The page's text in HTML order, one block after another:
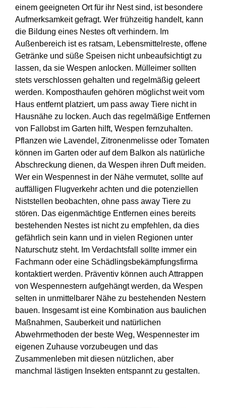
einem geeigneten Ort für ihr Nest sind, ist besondere
Aufmerksamkeit gefragt. Wer frühzeitig handelt, kann
die Bildung eines Nestes oft verhindern. Im
Außenbereich ist es ratsam, Lebensmittelreste, offene
Getränke und süße Speisen nicht unbeaufsichtigt zu
lassen, da sie Wespen anlocken. Mülleimer sollten
stets verschlossen gehalten und regelmäßig geleert
werden. Komposthaufen gehören möglichst weit vom
Haus entfernt platziert, um pass away Tiere nicht in
Hausnähe zu locken. Auch das regelmäßige Entfernen
von Fallobst im Garten hilft, Wespen fernzuhalten.
Pflanzen wie Lavendel, Zitronenmelisse oder Tomaten
können im Garten oder auf dem Balkon als natürliche
Abschreckung dienen, da Wespen ihren Duft meiden.
Wer ein Wespennest in der Nähe vermutet, sollte auf
auffälligen Flugverkehr achten und die potenziellen
Niststellen beobachten, ohne pass away Tiere zu
stören. Das eigenmächtige Entfernen eines bereits
bestehenden Nestes ist nicht zu empfehlen, da dies
gefährlich sein kann und in vielen Regionen unter
Naturschutz steht. Im Verdachtsfall sollte immer ein
Fachmann oder eine Schädlingsbekämpfungsfirma
kontaktiert werden. Präventiv können auch Attrappen
von Wespennestern aufgehängt werden, da Wespen
selten in unmittelbarer Nähe zu bestehenden Nestern
bauen. Insgesamt ist eine Kombination aus baulichen
Maßnahmen, Sauberkeit und natürlichen
Abwehrmethoden der beste Weg, Wespennester im
eigenen Zuhause vorzubeugen und das
Zusammenleben mit diesen nützlichen, aber
manchmal lästigen Insekten entspannt zu gestalten.